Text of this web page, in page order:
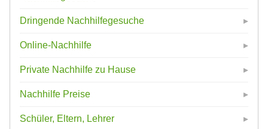
Dringende Nachhilfegesuche
Online-Nachhilfe
Private Nachhilfe zu Hause
Nachhilfe Preise
Schüler, Eltern, Lehrer